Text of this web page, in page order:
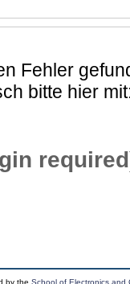
Fehler
bitte hier
by theSchool of Electronics and